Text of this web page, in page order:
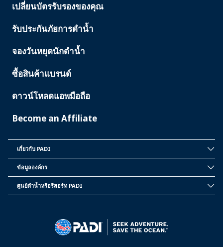
เปลี่ยนบัตรรับรองของคุณ
รับประกันภัยการดำน้ำ
จองวันหยุดนักดำน้ำ
ซื้อสินค้าแบรนด์
ดาวน์โหลดแอพมือถือ
Become an Affiliate
PADI
เกี่ยวกับ PADI
INFORMATION
ข้อมูลองค์กร
ศูนย์ดำน้ำหรือรีสอร์ท PADI